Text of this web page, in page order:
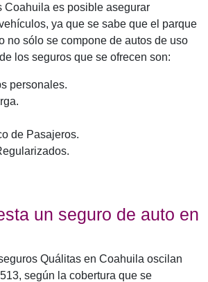
Coahuila es posible asegurar
ya que se sabe que el parque
no sólo se compone de autos de uso
los seguros que se ofrecen son:
personales.
de Pasajeros.
un seguro de auto en
Quálitas en Coahuila oscilan
según la cobertura que se